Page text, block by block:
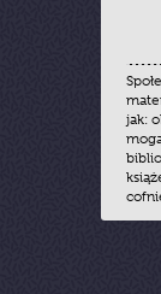
jak: